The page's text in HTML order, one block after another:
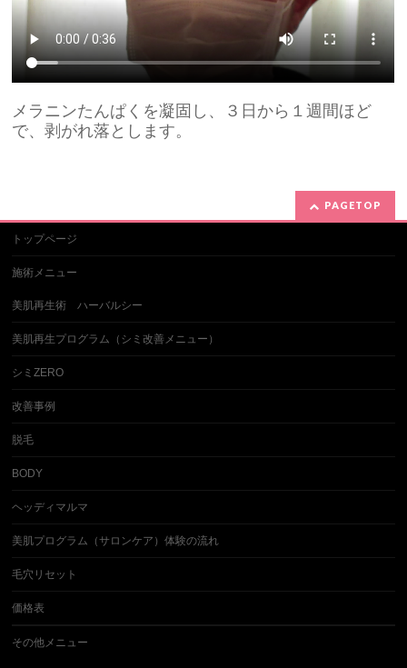
メラニンたんぱくを凝固し、３日から１週間ほど
で、剥がれ落とします。
PAGETOP
トップページ
施術メニュー
美肌再生術 ハーバルシー
美肌再生プログラム（シミ改善メニュー）
シミZERO
改善事例
脱毛
BODY
ヘッディマルマ
美肌プログラム（サロンケア）体験の流れ
毛穴リセット
価格表
その他メニュー